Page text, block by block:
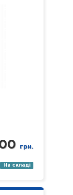
грн.
На складі